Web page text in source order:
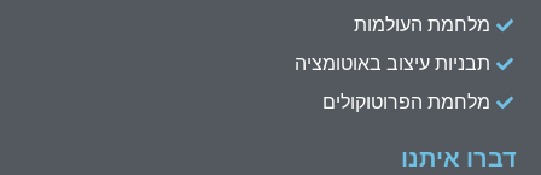
מלחמת העולמות
תבניות עיצוב באוטומציה
מלחמת הפרוטוקולים
דברו איתנו